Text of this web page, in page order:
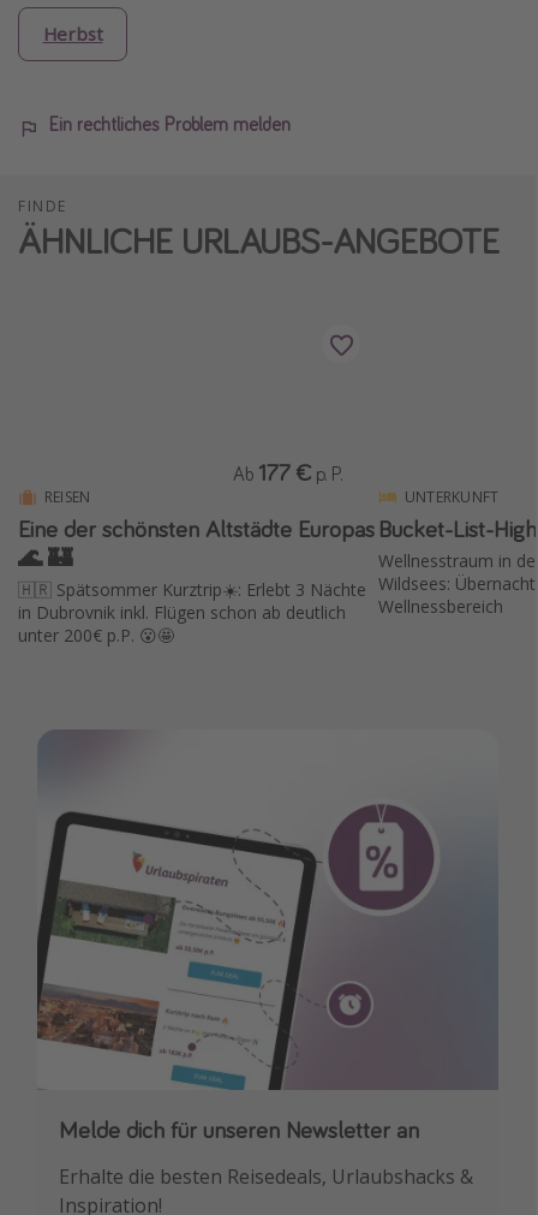
Herbst
Ein rechtliches Problem melden
FINDE
ÄHNLICHE URLAUBS-ANGEBOTE
REISEN
Eine der schönsten Altstädte Europas
🌊 🏰
🇭🇷 Spätsommer Kurztrip☀️: Erlebt 3 Nächte
in Dubrovnik inkl. Flügen schon ab deutlich
unter 200€ p.P. 😮🤩
Ab 177 € p. P.
UNTERKUNFT
Bucket-List-
Wellnesstraum in
Wildsees:
Wellnessbereich
Melde dich für unseren Newsletter an
Erhalte die besten Reisedeals, Urlaubshacks &
Inspiration!
Downloade unsere App
Buche die besten Reiseschnäppchen als
Erstes.